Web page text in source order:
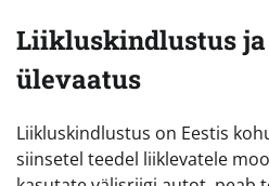
Liikluskindlustus
ülevaatus
Liikluskindlustus on Eestis
siinsetel teedel liiklevatele